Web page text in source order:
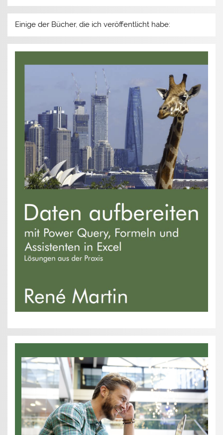
Einige der Bücher, die ich veröffentlicht habe: